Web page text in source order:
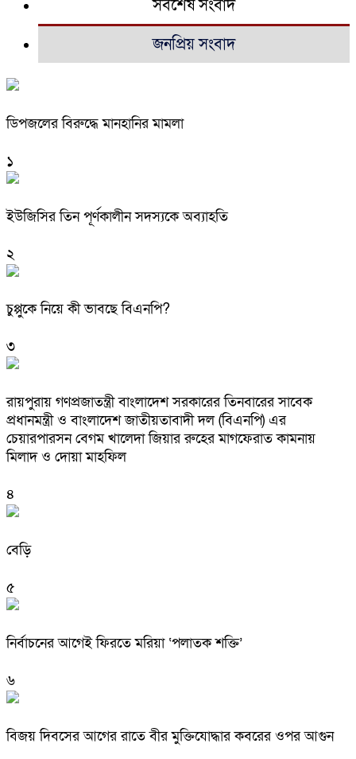
সর্বশেষ সংবাদ
জনপ্রিয় সংবাদ
ডিপজলের বিরুদ্ধে মানহানির মামলা
১
ইউজিসির তিন পূর্ণকালীন সদস্যকে অব্যাহতি
২
চুপ্পুকে নিয়ে কী ভাবছে বিএনপি?
৩
রায়পুরায় গণপ্রজাতন্ত্রী বাংলাদেশ সরকারের তিনবারের সাবেক
প্রধানমন্ত্রী ও বাংলাদেশ জাতীয়তাবাদী দল (বিএনপি) এর
চেয়ারপারসন বেগম খালেদা জিয়ার রুহের মাগফেরাত কামনায়
মিলাদ ও দোয়া মাহফিল
৪
বেড়ি
৫
নির্বাচনের আগেই ফিরতে মরিয়া ‘পলাতক শক্তি’
৬
বিজয় দিবসের আগের রাতে বীর মুক্তিযোদ্ধার কবরের ওপর আগুন